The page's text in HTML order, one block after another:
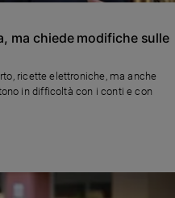
ma chiede modifiche sulle
ricette elettroniche, ma anche
in difficoltà con i conti e con